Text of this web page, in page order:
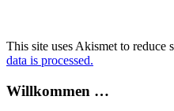
This site uses Akismet to reduce
data is processed.
Willkommen …